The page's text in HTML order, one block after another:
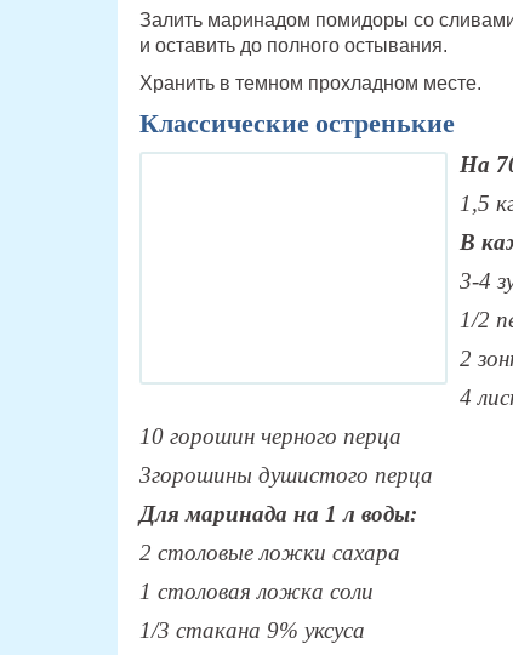
Залить маринадом помидоры со
и оставить до полного остывания.
Хранить в темном прохладном месте.
Классические остренькие
На
1,5
В
3-4
1/2
2
4
10 горошин черного перца
3горошины душистого перца
Для маринада на 1 л воды:
2 столовые ложки сахара
1 столовая ложка соли
1/3 стакана 9% уксуса